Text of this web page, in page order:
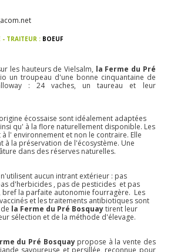
- TRAITEUR : BOEUF
les hauteurs de Vielsalm, la Ferme du Pré
un troupeau d'une bonne cinquantaine de
: 24 vaches, un taureau et leur
écossaise sont idéalement adaptées
qu' à la flore naturellement disponible. Les
l' environnement et non le contraire. Elle
à la préservation de l'écosystème. Une
dans des réserves naturelles.
aucun intrant extérieur : pas
d'herbicides , pas de pesticides et pas
bref la parfaite autonomie fourragère. Les
et les traitements antibiotiques sont
la Ferme du Pré Bosquaytirent leur
sélection et de la méthode d'élevage.
du Pré Bosquay propose à la vente des
savoureuse et persillée, reconnue pour